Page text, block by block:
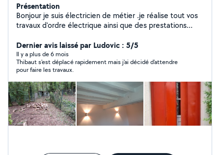
Présentation
Bonjour je suis électricien de métier .je réalise tout vos
travaux d'ordre électrique ainsi que des prestations
de plomberies sauf cuivre... Faïence, carrelage......
Isolation,placo, peinture ,travaux maçonnerie... Pose de
cuisine et de salle de bains Aménagement extérieur
jardinage,peinture .... Soudure réparation et création....
23 ans d'expérience Assurance décennal et RC pro
CESU accepté
Dernier avis laissé par Ludovic : 5/5
Il y a plus de 6 mois
Thibaut s'est déplacé rapidement mais j'ai décidé d'attendre
pour faire les travaux.